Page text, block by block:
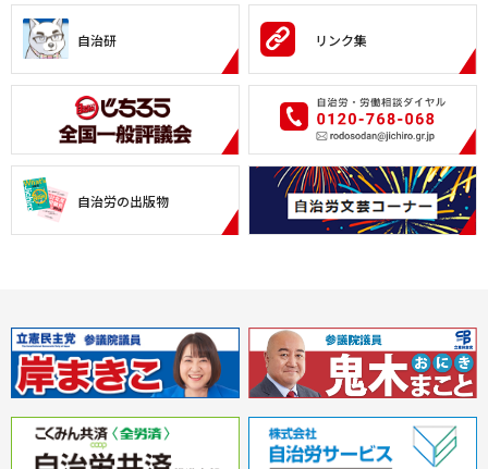
自治研 リンク集
自治労の出版物